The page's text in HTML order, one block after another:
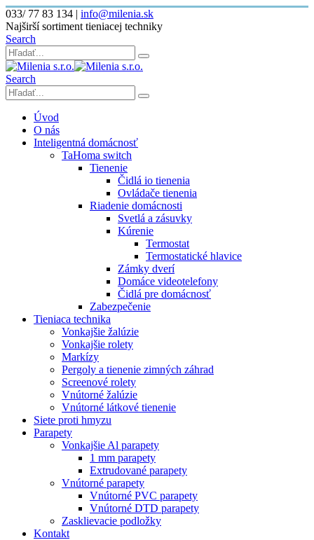
033/ 77 83 134 | info@milenia.sk
Najširší sortiment tieniacej techniky
Search
Search
Úvod
O nás
Inteligentná domácnosť
TaHoma switch
Tienenie
Čidlá io tienenia
Ovládače tienenia
Riadenie domácnosti
Svetlá a zásuvky
Kúrenie
Termostat
Termostatické hlavice
Zámky dverí
Domáce videotelefony
Čidlá pre domácnosť
Zabezpečenie
Tieniaca technika
Vonkajšie žalúzie
Vonkajšie rolety
Markízy
Pergoly a tienenie zimných záhrad
Screenové rolety
Vnútorné žalúzie
Vnútorné látkové tienenie
Siete proti hmyzu
Parapety
Vonkajšie Al parapety
1 mm parapety
Extrudované parapety
Vnútorné parapety
Vnútorné PVC parapety
Vnútorné DTD parapety
Zasklievacie podložky
Kontakt